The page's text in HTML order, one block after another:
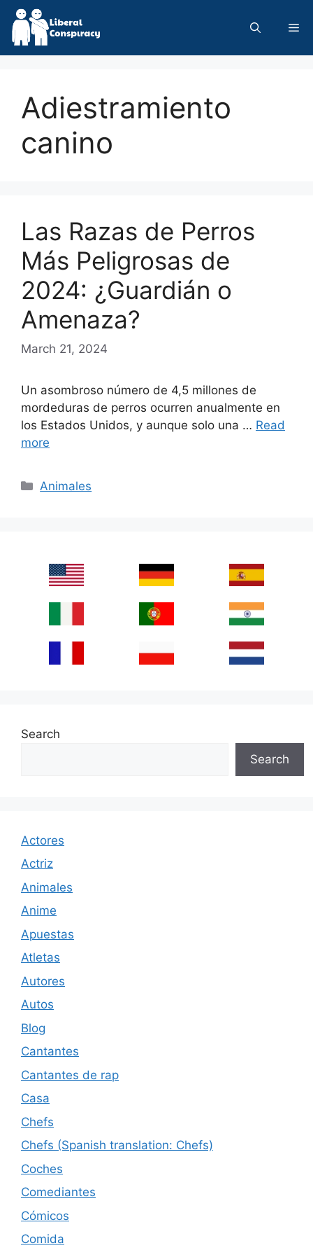
Skip
content
Adiestramiento
canino
Las Razas de Perros
Más Peligrosas de
2024: ¿Guardián o
Amenaza?
March 21, 2024
Un asombroso número de 4,5 millones de
mordeduras de perros ocurren anualmente en
los Estados Unidos, y aunque solo una … Read
more
Categories
Animales
Search
Search
Actores
Actriz
Animales
Anime
Apuestas
Atletas
Autores
Autos
Blog
Cantantes
Cantantes de rap
Casa
Chefs
Chefs (Spanish translation: Chefs)
Coches
Comediantes
Cómicos
Comida